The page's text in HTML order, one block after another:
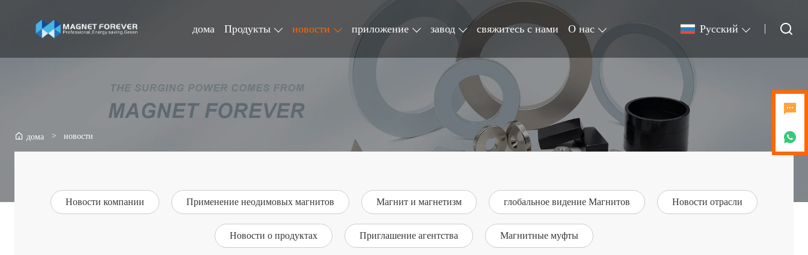
дома Продукты новости приложение завод свяжитесь с нами О нас Pусский
дома > новости
Новости компании Применение неодимовых магнитов Магнит и магнетизм глобальное видение Магнитов Новости отрасли
Новости о продуктах Приглашение агентства Магнитные муфты